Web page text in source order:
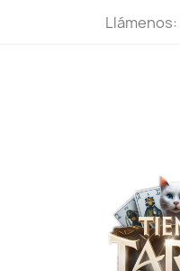
Llámenos: